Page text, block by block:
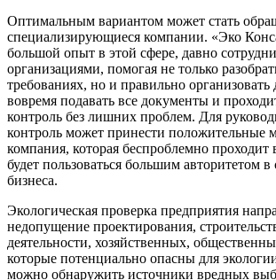
Оптимальным вариантом может стать
специализирующиеся компании. «Эко
большой опыт в этой сфере, давно
организациями, помогая не только
требованиях, но и правильно организовать
вовремя подавать все документы и
контроль без лишних проблем. Для
контроль может принести положительные
компания, которая беспроблемно проходит
будет пользоваться большим авторитетом в
бизнеса.
Экологическая проверка предприятия
недопущение проектирования,
деятельности, хозяйственных,
которые потенциально опасны для
можно обнаружить источники вредных